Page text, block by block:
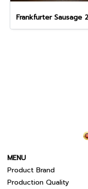
Frankfurter Sausage
MENU
Product Brand
Production Quality